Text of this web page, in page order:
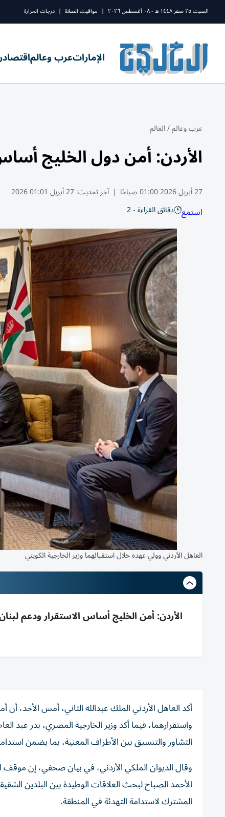
السبت ٢٥ صفر ١٤٤٨ ه - ٠٨ أغسطس ٢٠٢٦ | مواقيت الصلاة | درجات الحرارة
الإماراتعرب وعالماقتصاد
عرب وعالم/العالم
الأردن: أمن دول الخليج
27 أبريل 2026 01:00 صباحًا | آخر تحديث:27 أبريل 01:01 2026
استمع دقائق القراءة - 2
العاهل الأردني وولي عهده خلال استقبالهما وزير الخارجية الكويتي
الأردن: أمن الخليج أساس الاستقرار ودعم
أكد العاهل الأردني الملك عبدالله الثاني، أمس الأحد،
واستقرارهما، فيما أكد وزير الخارجية المصري، بدر عبد
التشاور والتنسيق بين الأطراف المعنية، بما يضمن
وقال الديوان الملكي الأردني، في بيان صحفي، إن موقف
الأحمد الصباح لبحث العلاقات الوطيدة بين البلدين
المشترك لاستدامة التهدئة في المنطقة.